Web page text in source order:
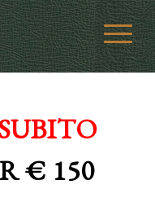
€ 150